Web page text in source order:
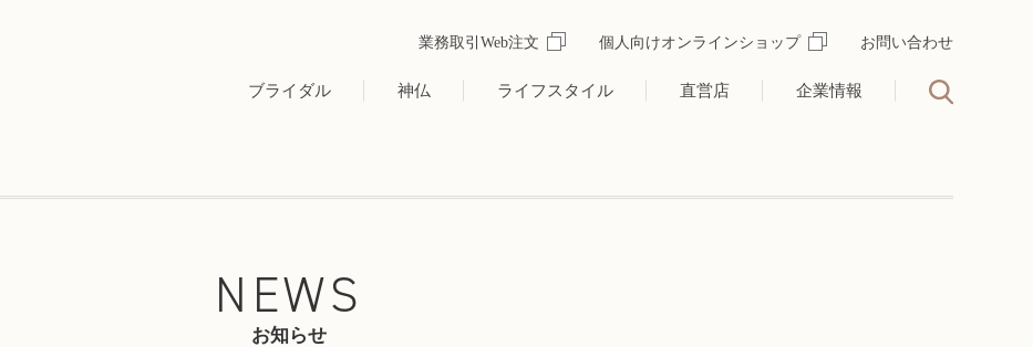
ブライダル 神仏 ライフスタイル 直営店 企業情報
業務取引Web注文 個人向けオンラインショップ お問い合わせ
お知らせ
NEWS